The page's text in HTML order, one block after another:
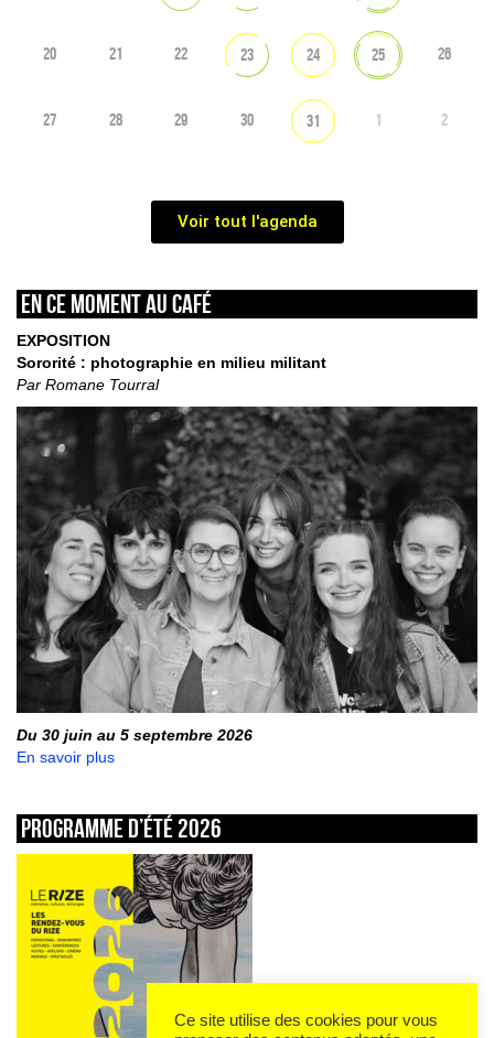
20 21 22 23 24 25 26
27 28 29 30 31 1 2
Voir tout l'agenda
En ce moment au café
EXPOSITION
Sororité : photographie en milieu militant
Par Romane Tourral
Du 30 juin au 5 septembre 2026
En savoir plus
Programme d’été 2026
Ce site utilise des cookies pour vous